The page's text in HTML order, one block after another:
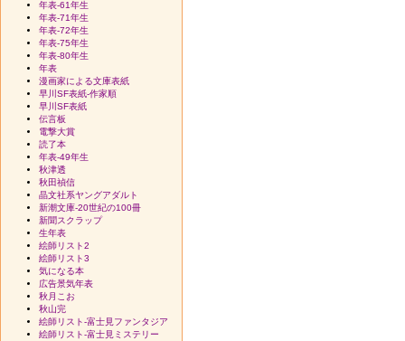
年表-61年生
年表-71年生
年表-72年生
年表-75年生
年表-80年生
年表
漫画家による文庫表紙
早川SF表紙-作家順
早川SF表紙
伝言板
電撃大賞
読了本
年表-49年生
秋津透
秋田禎信
晶文社系ヤングアダルト
新潮文庫-20世紀の100冊
新聞スクラップ
生年表
絵師リスト2
絵師リスト3
気になる本
広告景気年表
秋月こお
秋山完
絵師リスト-富士見ファンタジア
絵師リスト-富士見ミステリー